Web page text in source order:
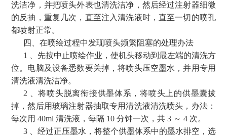
洗洁净，并把喷头外表也清洗洁净，然后经过注射器细微
的反抽，重复几次，直至注入清洗液时，直至一切的喷孔
都喷射正常。
四、在喷绘过程中发现喷头频繁阻塞的处理办法
1 、先按中止喷绘作业，使机头移动到最左端的清洗方
位。电脑及设备悉数要关掉，将喷头压空墨水，并用专用
清洗液清洗洁净。
2 、将喷头脱离衔接供墨体系，将喷头上的供墨囊拔
掉，然后用玻璃注射器抽取专用清洗液清洗喷头，办法：
每次用 40ml 清洗液，每隔 10 分钟一次，共 3 ～ 4 次。
3 、经过正压墨水，将整个供墨体系中的墨水排空，选